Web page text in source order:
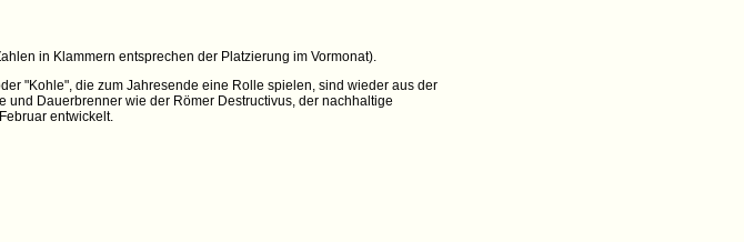
in Klammern entsprechen der Platzierung im Vormonat).
"Kohle", die zum Jahresende eine Rolle spielen, sind wieder aus der
Dauerbrenner wie der Römer Destructivus, der nachhaltige
entwickelt.